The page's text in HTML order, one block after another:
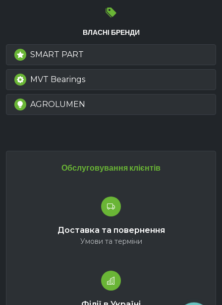
ВЛАСНІ БРЕНДИ
SMART PART
MVT Bearings
AGROLUMEN
Обслуговування клієнтів
Доставка та повернення
Умови та терміни